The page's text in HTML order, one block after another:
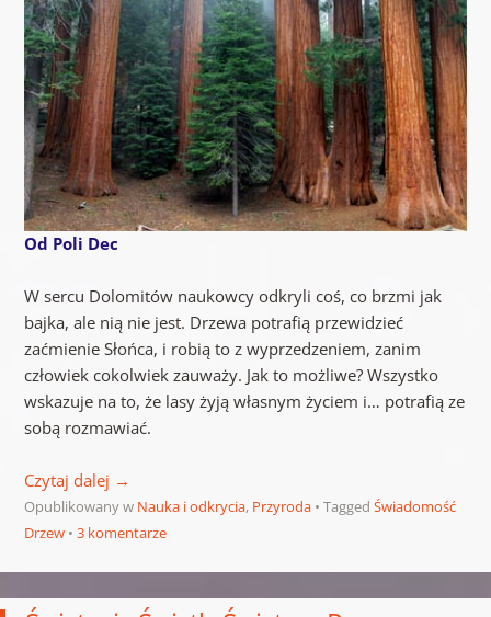
Od Poli Dec
W sercu Dolomitów naukowcy odkryli coś, co brzmi jak
bajka, ale nią nie jest. Drzewa potrafią przewidzieć
zaćmienie Słońca, i robią to z wyprzedzeniem, zanim
człowiek cokolwiek zauważy. Jak to możliwe? Wszystko
wskazuje na to, że lasy żyją własnym życiem i… potrafią ze
sobą rozmawiać.
Czytaj dalej →
Opublikowany w Nauka i odkrycia, Przyroda Tagged Świadomość
Drzew
3 komentarze